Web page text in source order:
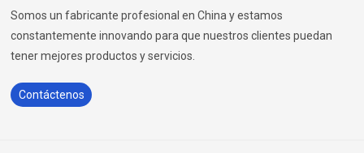
Somos un fabricante profesional en China y estamos
constantemente innovando para que nuestros clientes puedan
tener mejores productos y servicios.
Contáctenos